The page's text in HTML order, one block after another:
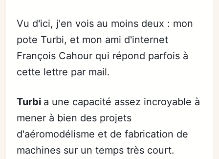
Vu d'ici, j'en vois au moins deux : mon
pote Turbi, et mon ami d'internet
François Cahour qui répond parfois à
cette lettre par mail.
Turbi a une capacité assez incroyable à
mener à bien des projets
d'aéromodélisme et de fabrication de
machines sur un temps très court.